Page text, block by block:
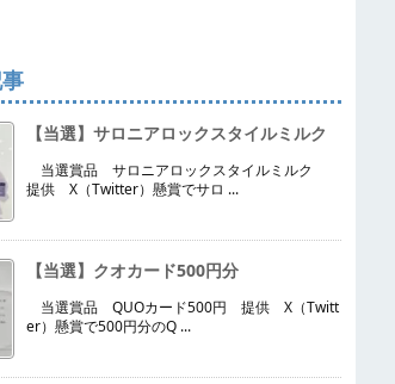
【当選】サロニアロックスタイルミルク
当選賞品 サロニアロックスタイルミルク
提供 X（Twitter）懸賞でサロ ...
【当選】クオカード500円分
当選賞品 QUOカード500円 提供 X（Twitt
er）懸賞で500円分のQ ...